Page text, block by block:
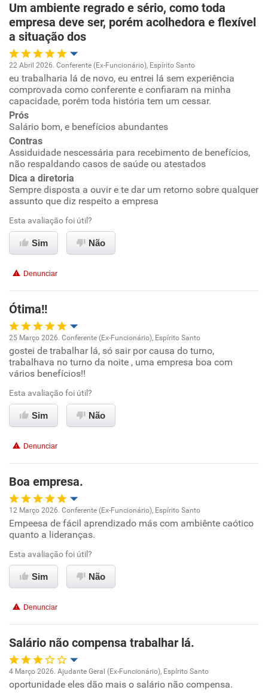
Um ambiente regrado e sério, como toda
empresa deve ser, porém acolhedora e flexível
a situação dos
Oportunidade de promoção
Ambiente de trabalho
Conciliação com a vida familiar
Benefícios
Recomenda esta empresa
Recomenda a diretoria
22 Abril 2026. Conferente (Ex-Funcionário), Espírito Santo
eu trabalharia lá de novo, eu entrei lá sem experiência
comprovada como conferente e confiaram na minha
capacidade, porém toda história tem um cessar.
Prós
Salário bom, e benefícios abundantes
Contras
Assiduidade nescessária para recebimento de benefícios,
não respaldando casos de saúde ou atestados
Dica a diretoria
Sempre disposta a ouvir e te dar um retorno sobre qualquer
assunto que diz respeito a empresa
Esta avaliação foi útil?
Sim Não
Denunciar
Ótima!!
Oportunidade de promoção
Conciliação com a vida familiar
Recomenda a diretoria
25 Março 2026. Conferente (Ex-Funcionário), Espírito Santo
gostei de trabalhar lá, só sair por causa do turno,
trabalhava no turno da noite , uma empresa boa com
vários benefícios!!
Esta avaliação foi útil?
Sim Não
Denunciar
Boa empresa.
Oportunidade de promoção
Ambiente de trabalho
Conciliação com a vida familiar
Recomenda esta empresa
Não recomenda a diretoria
12 Março 2026. Conferente (Ex-Funcionário), Espírito Santo
Empeesa de fácil aprendizado más com ambiênte caótico
quanto a lideranças.
Esta avaliação foi útil?
Sim Não
Denunciar
Salário não compensa trabalhar lá.
Oportunidade de promoção
4 Março 2026. Ajudante Geral (Ex-Funcionário), Espírito Santo
oportunidade eles dão mais o salário não compensa.